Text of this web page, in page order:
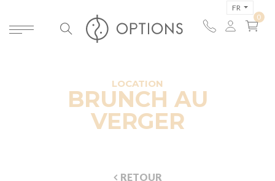
FR
LOCATION
BRUNCH AU
VERGER
RETOUR